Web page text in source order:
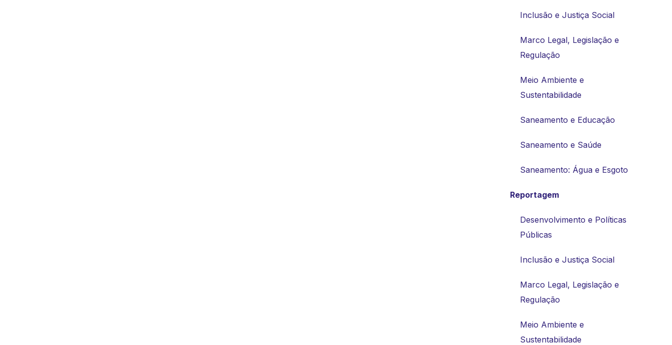
Inclusão e Justiça Social
Marco Legal, Legislação e
Regulação
Meio Ambiente e
Sustentabilidade
Saneamento e Educação
Saneamento e Saúde
Saneamento: Água e Esgoto
Reportagem
Desenvolvimento e Políticas
Públicas
Inclusão e Justiça Social
Marco Legal, Legislação e
Regulação
Meio Ambiente e
Sustentabilidade